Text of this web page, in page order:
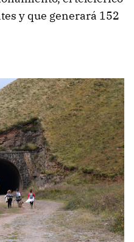
y que generará 152